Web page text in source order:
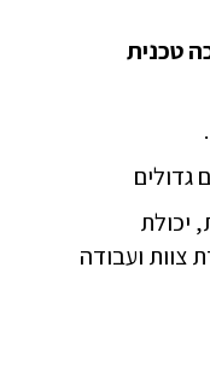
יכולת
צוות ועבודה